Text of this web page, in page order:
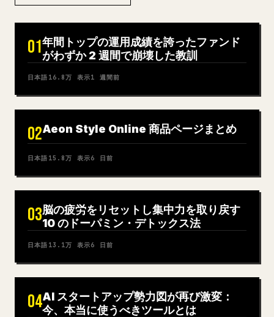
01年間トップの運用成績を誇ったファンド
がわずか 2 週間で崩壊した教訓
日本語 16.8万 表示1 週間前
02Aeon Style Online 商品ページまとめ
日本語 15.8万 表示6 日前
03脳の疲労をリセットし集中力を取り戻す
10 のドーパミン・デトックス法
日本語 13.1万 表示6 日前
04AI スタートアップ勢力図が再び激変：
今、本当に使うべきツールとは